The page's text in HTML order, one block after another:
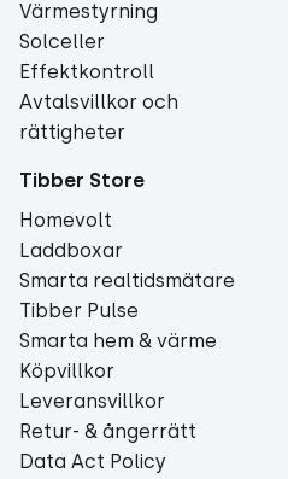
Värmestyrning
Solceller
Effektkontroll
Avtalsvillkor och
rättigheter
Tibber Store
Homevolt
Laddboxar
Smarta realtidsmätare
Tibber Pulse
Smarta hem & värme
Köpvillkor
Leveransvillkor
Retur- & ångerrätt
Data Act Policy